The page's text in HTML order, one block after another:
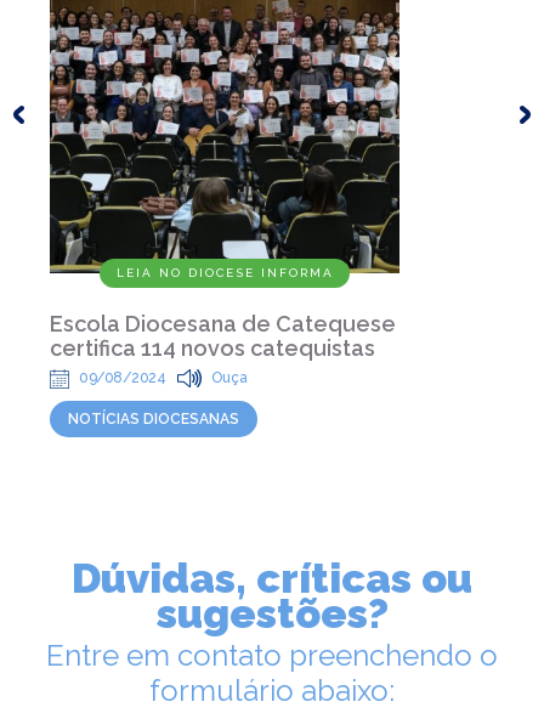
LEIA NO DIOCESE INFORMA
Escola Diocesana de Catequese
certifica 114 novos catequistas
09/08/2024 Ouça
NOTÍCIAS DIOCESANAS
Dúvidas, críticas ou
sugestões?
Entre em contato preenchendo o
formulário abaixo: